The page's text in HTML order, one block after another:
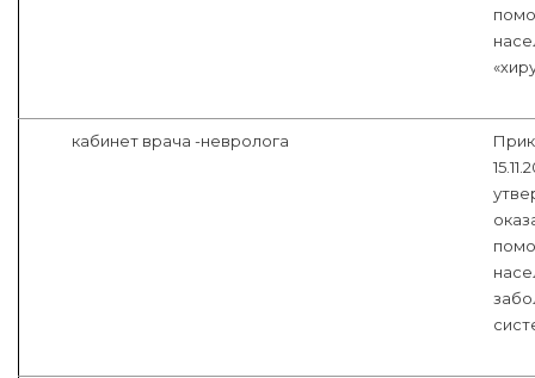
кабинет врача -невролога